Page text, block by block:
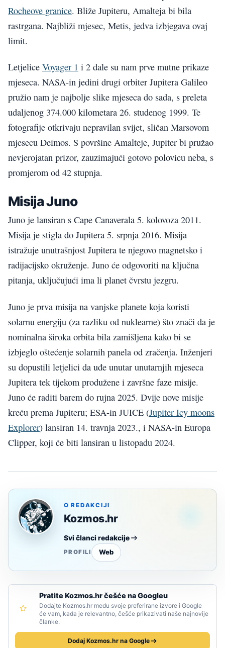
Rocheove granice. Bliže Jupiteru, Amalteja bi bila
rastrgana. Najbliži mjesec, Metis, jedva izbjegava ovaj
limit.
Letjelice Voyager 1 i 2 dale su nam prve mutne prikaze
mjeseca. NASA-in jedini drugi orbiter Jupitera Galileo
pružio nam je najbolje slike mjeseca do sada, s preleta
udaljenog 374.000 kilometara 26. studenog 1999. Te
fotografije otkrivaju nepravilan svijet, sličan Marsovom
mjesecu Deimos. S površine Amalteje, Jupiter bi pružao
nevjerojatan prizor, zauzimajući gotovo polovicu neba, s
promjerom od 42 stupnja.
Misija Juno
Juno je lansiran s Cape Canaverala 5. kolovoza 2011.
Misija je stigla do Jupitera 5. srpnja 2016. Misija
istražuje unutrašnjost Jupitera te njegovo magnetsko i
radijacijsko okruženje. Juno će odgovoriti na ključna
pitanja, uključujući ima li planet čvrstu jezgru.
Juno je prva misija na vanjske planete koja koristi
solarnu energiju (za razliku od nuklearne) što znači da je
nominalna široka orbita bila zamišljena kako bi se
izbjeglo oštećenje solarnih panela od zračenja. Inženjeri
su dopustili letjelici da uđe unutar unutarnjih mjeseca
Jupitera tek tijekom produžene i završne faze misije.
Juno će raditi barem do rujna 2025. Dvije nove misije
kreću prema Jupiteru; ESA-in JUICE (Jupiter Icy moons
Explorer) lansiran 14. travnja 2023., i NASA-in Europa
Clipper, koji će biti lansiran u listopadu 2024.
O REDAKCIJI
Kozmos.hr
Svi članci redakcije
PROFILI Web
Pratite Kozmos.hr češće na Googleu
Dodajte Kozmos.hr među svoje preferirane izvore i Google
će vam, kada je relevantno, češće prikazivati naše najnovije
članke.
Dodaj Kozmos.hr na Google